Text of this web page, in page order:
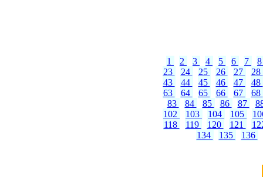
1 2 3 4 5 6 7
23
24 25 26 27
28
43
44 45 46 47
48
63
64 65 66 67
68
83
84 85 86 87
102
103 104 105
118
119 120 121
134
135 136